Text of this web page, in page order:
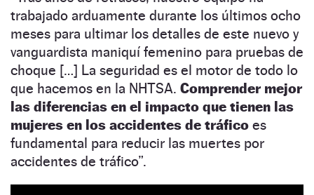
trabajado arduamente durante los últimos ocho
meses para ultimar los detalles de este nuevo y
vanguardista maniquí femenino para pruebas de
choque […] La seguridad es el motor de todo lo
que hacemos en la NHTSA. Comprender mejor
las diferencias en el impacto que tienen las
mujeres en los accidentes de tráfico es
fundamental para reducir las muertes por
accidentes de tráfico”.